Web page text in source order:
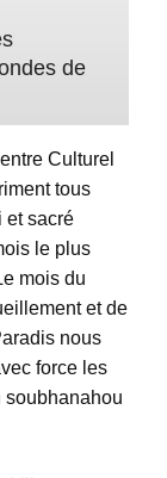
de
Culturel
tous
et sacré
le plus
mois du
et de
nous
force les
soubhanahou